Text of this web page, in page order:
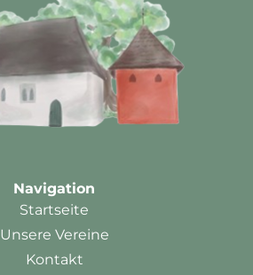
Navigation
Startseite
Unsere Vereine
Kontakt